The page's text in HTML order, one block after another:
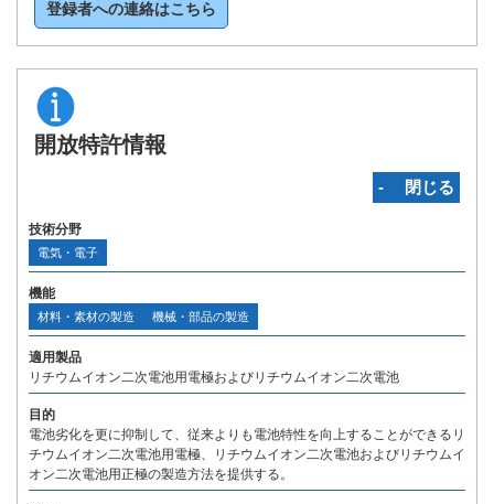
登録者への連絡はこちら
開放特許情報
‐ 閉じる
技術分野
電気・電子
機能
材料・素材の製造 機械・部品の製造
適用製品
リチウムイオン二次電池用電極およびリチウムイオン二次電池
目的
電池劣化を更に抑制して、従来よりも電池特性を向上することができるリ
チウムイオン二次電池用電極、リチウムイオン二次電池およびリチウムイ
オン二次電池用正極の製造方法を提供する。